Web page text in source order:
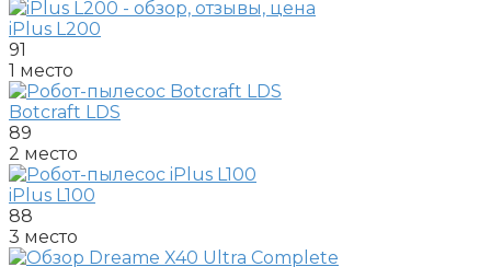
iPlus L200
91
1 место
Botcraft LDS
89
2 место
iPlus L100
88
3 место